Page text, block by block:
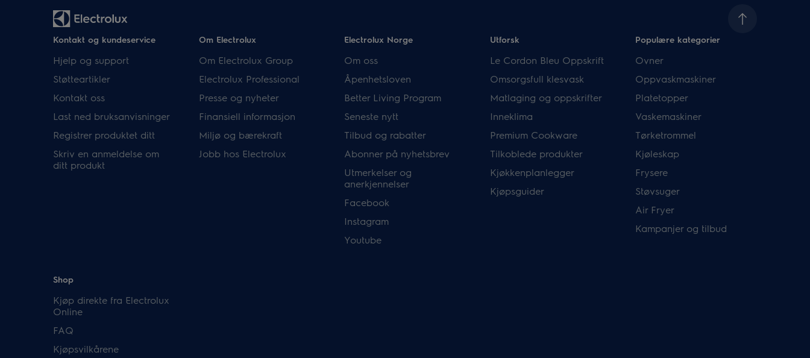
Kontakt og kundeservice
Hjelp og support
Støtteartikler
Kontakt oss
Last ned bruksanvisninger
Registrer produktet ditt
Skriv en anmeldelse om
ditt produkt
Om Electrolux
Om Electrolux Group
Electrolux Professional
Presse og nyheter
Finansiell informasjon
Miljø og bærekraft
Jobb hos Electrolux
Electrolux Norge
Om oss
Åpenhetsloven
Better Living Program
Seneste nytt
Tilbud og rabatter
Abonner på nyhetsbrev
Utmerkelser og
anerkjennelser
Facebook
Instagram
Youtube
Utforsk
Le Cordon Bleu Oppskrift
Omsorgsfull klesvask
Matlaging og oppskrifter
Inneklima
Premium Cookware
Tilkoblede produkter
Kjøkkenplanlegger
Kjøpsguider
Populære kategorier
Ovner
Oppvaskmaskiner
Platetopper
Vaskemaskiner
Tørketrommel
Kjøleskap
Frysere
Støvsuger
Air Fryer
Kampanjer og tilbud
Shop
Kjøp direkte fra Electrolux
Online
FAQ
Kjøpsvilkårene